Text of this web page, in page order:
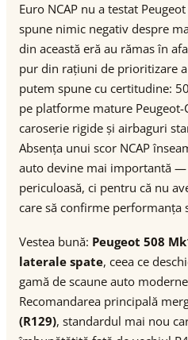
Euro NCAP nu a testat
spune nimic negativ despre
din această eră au rămas în
pur din rațiuni de prioritizare
putem spune cu certitudine:
pe platforme mature
caroserie rigide și airbaguri
Absența unui scor NCAP
auto devine mai importantă
periculoasă, ci pentru că nu
care să confirme performanța
Vestea bună: Peugeot 508
laterale spate, ceea ce
gamă de scaune auto
Recomandarea principală
(R129), standardul mai nou